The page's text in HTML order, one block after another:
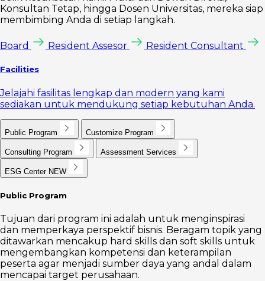
Konsultan Tetap, hingga Dosen Universitas, mereka siap
membimbing Anda di setiap langkah.
Board Resident Assesor Resident Consultant
Facilities
Jelajahi fasilitas lengkap dan modern yang kami
sediakan untuk mendukung setiap kebutuhan Anda.
Public Program Customize Program
Consulting Program Assessment Services
ESG Center NEW
Public Program
Tujuan dari program ini adalah untuk menginspirasi
dan memperkaya perspektif bisnis. Beragam topik yang
ditawarkan mencakup hard skills dan soft skills untuk
mengembangkan kompetensi dan keterampilan
peserta agar menjadi sumber daya yang andal dalam
mencapai target perusahaan.